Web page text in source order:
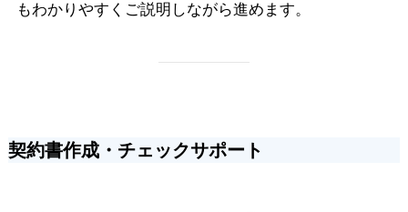
もわかりやすくご説明しながら進めます。
契約書作成・チェックサポート